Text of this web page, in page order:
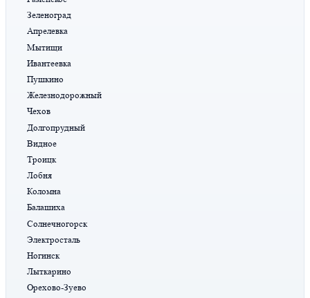
Зеленоград
Апрелевка
Мытищи
Ивантеевка
Пушкино
Железнодорожный
Чехов
Долгопрудный
Видное
Троицк
Лобня
Коломна
Балашиха
Солнечногорск
Электросталь
Ногинск
Лыткарино
Орехово-Зуево